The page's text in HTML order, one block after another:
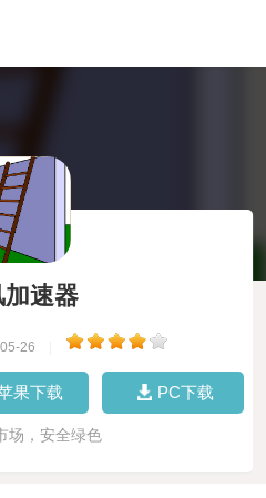
加速器
26
果下载 PC下载
场，安全绿色